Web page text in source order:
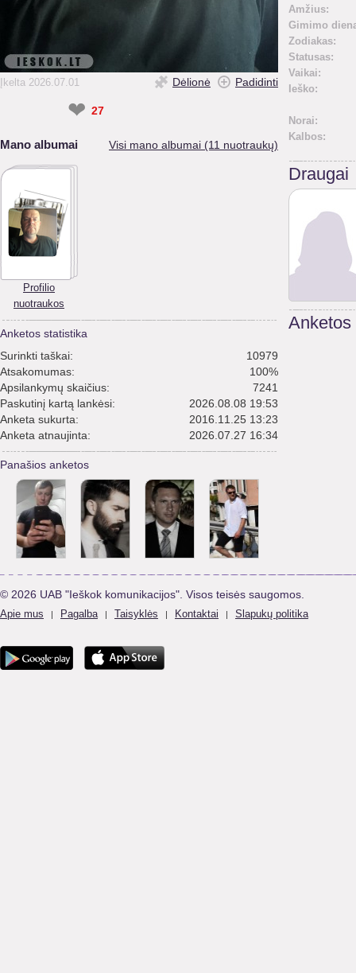
Įkelta 2026.07.01 Dėlionė Padidinti
❤ 27
Mano albumai Visi mano albumai (11 nuotraukų)
Profilio
nuotraukos
Anketos statistika
Surinkti taškai:
10979
Atsakomumas:
100%
Apsilankymų skaičius:
7241
Paskutinį kartą lankėsi:
2026.08.08 19:53
Anketa sukurta:
2016.11.25 13:23
Anketa atnaujinta:
2026.07.27 16:34
Panašios anketos
Amžius:
Gimimo
Zodiakas:
Statusas:
Vaikai:
Ieško:
Norai:
Kalbos:
Draugai
Anketos
© 2026 UAB "Ieškok komunikacijos". Visos teisės saugomos.
Apie mus | Pagalba | Taisyklės | Kontaktai | Slapukų politika